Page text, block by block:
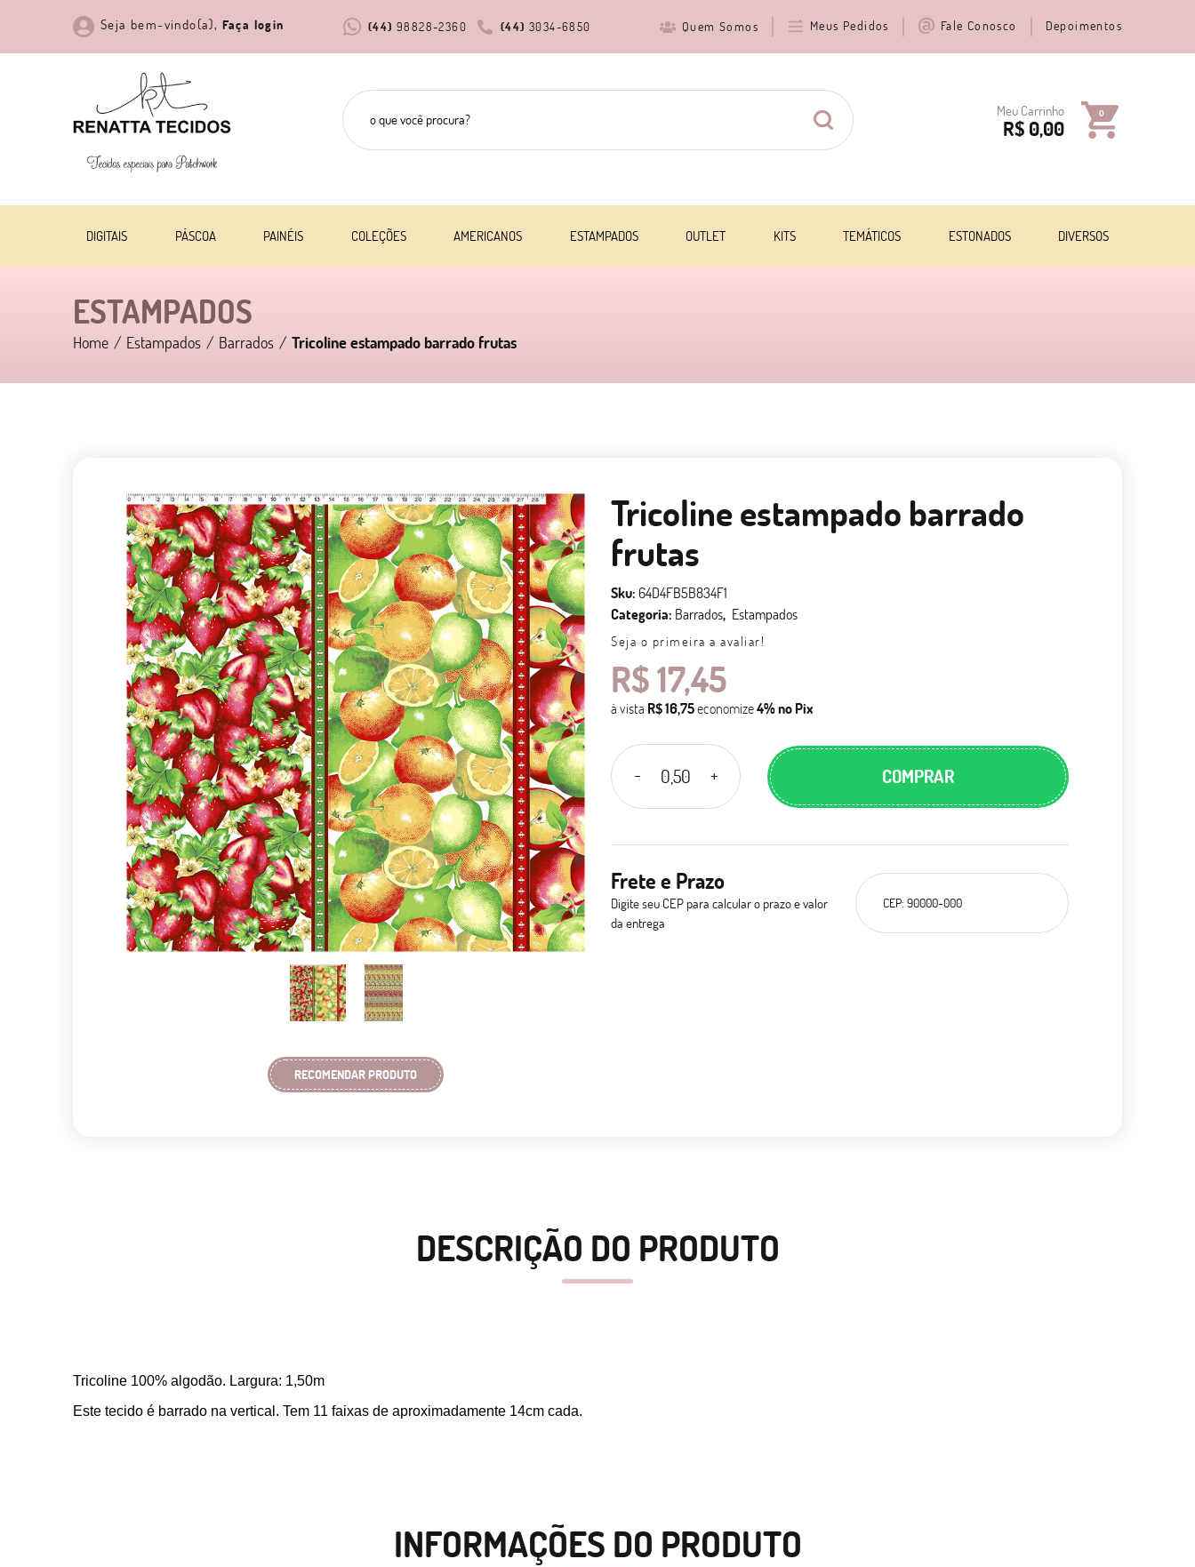
Seja bem-vindo(a), Faça login (44) 3034-6850
(44) 98828-2360 Quem Somos Meus Pedidos Fale Conosco Depoimentos
Meu Carrinho 0
R$ 0,00
DIGITAIS PÁSCOA PAINÉIS COLEÇÕES AMERICANOS ESTAMPADOS OUTLET KITS TEMÁTICOS ESTONADOS DIVERSOS
ESTAMPADOS
Home Estampados Barrados Tricoline estampado barrado frutas
RECOMENDAR PRODUTO
Tricoline estampado barrado
frutas
Sku: 64D4FB5B834F1
Categoria: Barrados Estampados
Seja o primeira a avaliar!
R$ 17,45
à vista R$ 16,75economize4%no Pix
COMPRAR
Frete e Prazo
Digite seu CEP para calcular o prazo e valor
da entrega
DESCRIÇÃO DO PRODUTO
Tricoline 100% algodão. Largura: 1,50m
Este tecido é barrado na vertical. Tem 11 faixas de aproximadamente 14cm cada.
INFORMAÇÕES DO PRODUTO